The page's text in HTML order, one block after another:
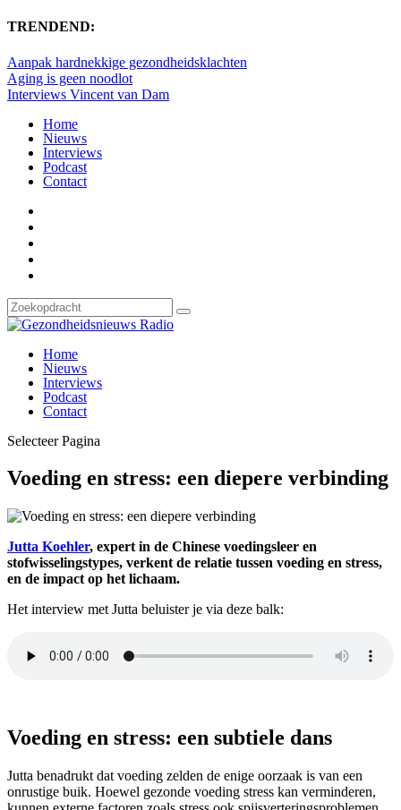
TRENDEND:
Aanpak hardnekkige gezondheidsklachten
Aging is geen noodlot
Interviews Vincent van Dam
Home
Nieuws
Interviews
Podcast
Contact
Home
Nieuws
Interviews
Podcast
Contact
Selecteer Pagina
Voeding en stress: een diepere verbinding
Jutta Koehler, expert in de Chinese voedingsleer en
stofwisselingstypes, verkent de relatie tussen voeding en stress,
en de impact op het lichaam.
Het interview met Jutta beluister je via deze balk:
Voeding en stress: een subtiele dans
Jutta benadrukt dat voeding zelden de enige oorzaak is van een
onrustige buik. Hoewel gezonde voeding stress kan verminderen,